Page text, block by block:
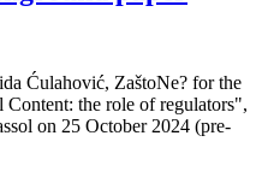
Ćulahović, ZaštoNe? for the
the role of regulators",
on 25 October 2024 (pre-